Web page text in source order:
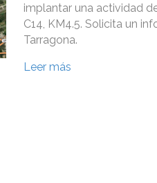
implantar una actividad
C14, KM4.5. Solicita un
Tarragona.
Leer más